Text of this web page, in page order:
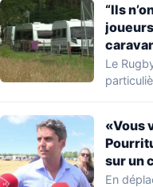
“Ils
Le
«Vous
sur un
du
En